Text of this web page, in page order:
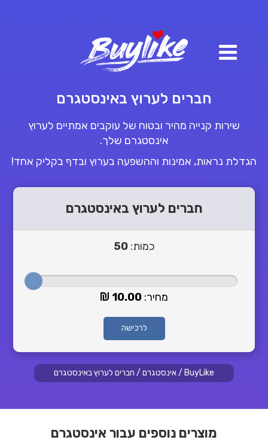
חברים לערוץ באינסטגרם
שירות קנייה מהיר ובטוח של עוקבים אמתיים לערוץ
אינסטגרם שלך.
הגדלת נראות, אמינות וההשפעה בערוץ ובדף בקליק אחד!
חברים לערוץ באינסטגרם
כמות:50
מחיר:10.00
לרכישה
BuyLike
/אינסטגרם / חברים לערוץ באינסטגרם
מוצרים נוספים עבור אינסטגרם